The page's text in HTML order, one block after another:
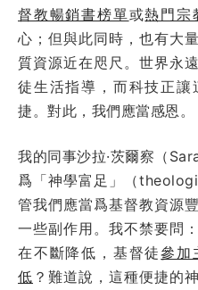
督教暢銷書榜單或熱門宗
心；但與此同時，也有大
質資源近在咫尺。世界永
徒生活指導，而科技正
捷。對此，我們應當感恩。
我的同事沙拉·茨爾察（
爲「神學富足」（
管我們應當爲基督教資源
一些副作用。我不禁要問
在不斷降低，基督徒參加
低 ？難道說，這種便捷的